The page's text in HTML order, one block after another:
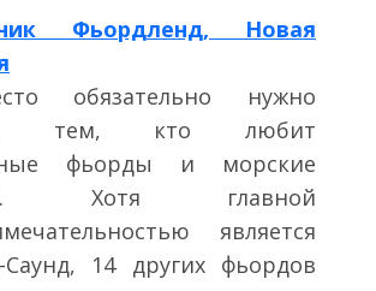
Фьордленд, Новая
обязательно нужно
тем, кто любит
фьорды и морские
Хотя главной
является
14 других фьордов